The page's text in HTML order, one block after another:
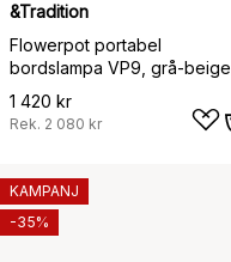
&Tradition
Flowerpot portabel
bordslampa VP9, grå-beige
1 420 kr
Rek. 2 080 kr
KAMPANJ
-35%